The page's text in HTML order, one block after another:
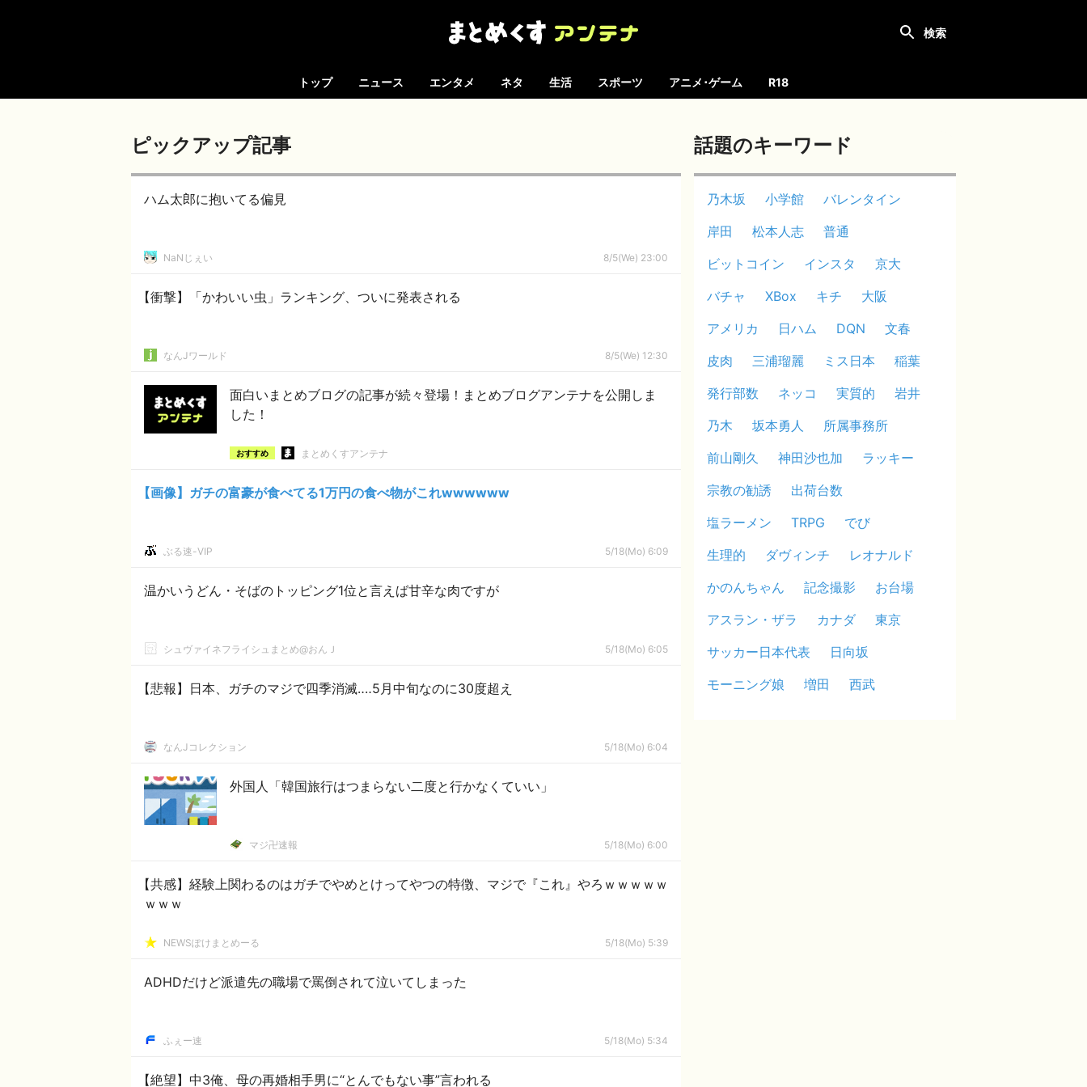
トップ ニュース エンタメ ネタ 生活 スポーツ アニメ･ゲーム R18
ピックアップ記事
ハム太郎に抱いてる偏見
NaNじぇい 8/5(We) 23:00
【衝撃】「かわいい虫」ランキング、ついに発表される
なんJワールド 8/5(We) 12:30
面白いまとめブログの記事が続々登場！まとめブログアンテナを公開しま
した！
おすすめ まとめくすアンテナ
【画像】ガチの富豪が食べてる1万円の食べ物がこれwwwwww
ぶる速-VIP 5/18(Mo) 6:09
温かいうどん・そばのトッピング1位と言えば甘辛な肉ですが
シュヴァイネフライシュまとめ@おんＪ 5/18(Mo) 6:05
【悲報】日本、ガチのマジで四季消滅‥‥5月中旬なのに30度超え
なんJコレクション 5/18(Mo) 6:04
外国人「韓国旅行はつまらない二度と行かなくていい」
マジ卍速報 5/18(Mo) 6:00
【共感】経験上関わるのはガチでやめとけってやつの特徴、マジで『これ』やろｗｗｗｗｗ
ｗｗｗ
NEWSぽけまとめーる 5/18(Mo) 5:39
ADHDだけど派遣先の職場で罵倒されて泣いてしまった
ふぇー速 5/18(Mo) 5:34
【絶望】中3俺、母の再婚相手男に“とんでもない事”言われる
話題のキーワード
乃木坂 小学館
バレンタイン
岸田
松本人志
普通
ビットコイン
インスタ
京大
バチャ
XBox キチ
大阪
アメリカ
日ハム DQN
文春
皮肉
三浦瑠麗 ミス日本
稲葉
発行部数
ネッコ 実質的
岩井
乃木
坂本勇人
所属事務所
前山剛久
神田沙也加
ラッキー
宗教の勧誘
出荷台数
塩ラーメン
TRPG
でび
生理的
ダヴィンチ
レオナルド
かのんちゃん
記念撮影
お台場
アスラン・ザラ
カナダ
東京
サッカー日本代表
日向坂
モーニング娘
増田 西武